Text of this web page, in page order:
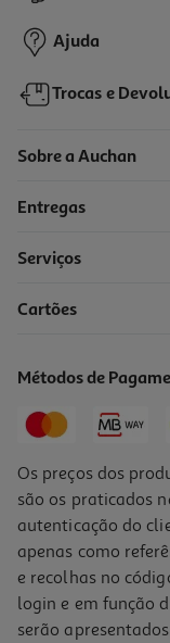
Ajuda
Trocas e
Sobre a Auchan
Entregas
Serviços
Cartões
Métodos de
Os preços dos
são os praticados
autenticação do
apenas como
e recolhas no
login e em função
serão